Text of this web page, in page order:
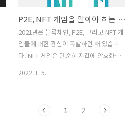
는 밑의 게시글을 확인하세요.
2022.01.05 - [Blockchain] -
DAO(Decentralized autonomous
organizations, 다오)의 뜻과 개념 설명
DAO(Decentralized autonomous..
P2E, NFT 게임을 알아야 하는 이유
2021년은 블록체인, P2E, 그리고 NFT 게
임들에 대한 관심이 폭발하던 해 였습니
다. NFT 게임은 단순히 지갑에 암호화폐
NFT로 나타낼 수 있습니다. 게임을 하면
2022. 1. 5.
1 2